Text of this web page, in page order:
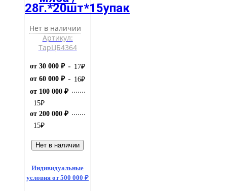
28г.*20шт*15упак
Нет в наличии
Артикул:
ТарЦБ4364
от 30 000 ₽ 17₽
от 60 000 ₽
16₽
от 100 000 ₽
15₽
от 200 000 ₽
15₽
Нет в наличии
Индивидуальные
условия от 500 000 ₽